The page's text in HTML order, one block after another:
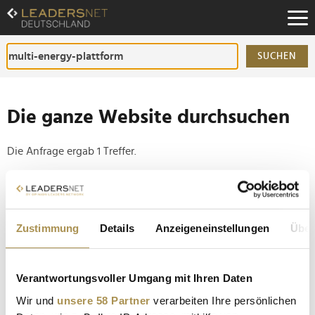
Zustimmung Details Anzeigeneinstellungen
Verantwortungsvoller Umgang mit Ihren Daten
Wir und unsere 58 Partner verarbeiten Ihre persönlichen
Zum
Inhalt
Zur
Fußzeilen-
Navigation
SUCHEN
Die ganze Website durchsuchen
Die Anfrage ergab 1 Treffer.
Tipp
Setzen Sie die gesuchten Wörter zwischen
Anführungszeichen: zb "Vorname Nachname".
Florian Huettl: "Wir arbeiten als One Team ohne
Silodenken"